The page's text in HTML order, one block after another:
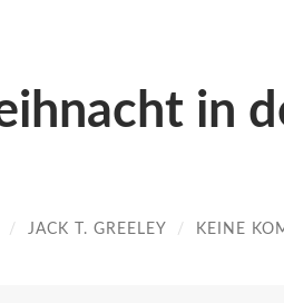
in
/ JACK T. GREELEY / KEINE